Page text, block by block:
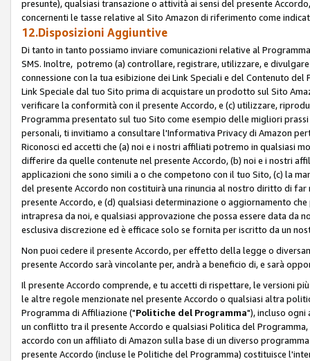
presunte), qualsiasi transazione o attività ai sensi del presente
concernenti le tasse relative al Sito Amazon di riferimento come
12.Disposizioni Aggiuntive
Di tanto in tanto possiamo inviare comunicazioni relative al
SMS. Inoltre, potremo (a) controllare, registrare, utilizzare, e
connessione con la tua esibizione dei Link Speciali e del Contenuto
Link Speciale dal tuo Sito prima di acquistare un prodotto sul Sito
verificare la conformità con il presente Accordo, e (c) utilizzare,
Programma presentato sul tuo Sito come esempio delle migliori
personali, ti invitiamo a consultare l'Informativa Privacy di Amazon
Riconosci ed accetti che (a) noi e i nostri affiliati potremo in qualsiasi
differire da quelle contenute nel presente Accordo, (b) noi e i nostri
applicazioni che sono simili a o che competono con il tuo Sito, (c) la
del presente Accordo non costituirà una rinuncia al nostro diritto di
presente Accordo, e (d) qualsiasi determinazione o aggiornamento
intrapresa da noi, e qualsiasi approvazione che possa essere data
esclusiva discrezione ed è efficace solo se fornita per iscritto da un
Non puoi cedere il presente Accordo, per effetto della legge o
presente Accordo sarà vincolante per, andrà a beneficio di, e sarà
Il presente Accordo comprende, e tu accetti di rispettare, le versioni
le altre regole menzionate nel presente Accordo o qualsiasi altra
Programma di Affiliazione ("Politiche del Programma"), incluso
un conflitto tra il presente Accordo e qualsiasi Politica del
accordo con un affiliato di Amazon sulla base di un diverso
presente Accordo (incluse le Politiche del Programma) costituisce